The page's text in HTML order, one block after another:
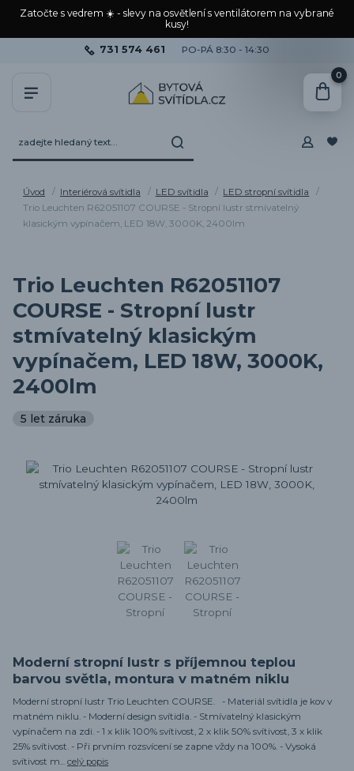
Zatočte s vedrem ☀️ - slevy na osvětlení s ventilátorem na vybrané
kusy!
731 574 461 PO-PÁ 8:30 - 14:30
0
Úvod Interiérová svítidla LED svítidla
LED stropní svítidla
Trio Leuchten R62051107 COURSE - Stropní lustr stmívatelný
klasickým vypínačem, LED 18W, 3000K, 2400lm
Trio Leuchten R62051107
COURSE - Stropní lustr
stmívatelný klasickým
vypínačem, LED 18W, 3000K,
2400lm
5 let záruka
Moderní stropní lustr s příjemnou teplou
barvou světla, montura v matném niklu
Moderní stropní lustr Trio Leuchten COURSE. - Materiál svítidla je kov v
matném niklu. - Moderní design svítidla. - Stmívatelný klasickým
vypínačem na zdi. - 1 x klik 100% svítivost, 2 x klik 50% svítivost, 3 x klik
25% svítivost. - Při prvním rozsvícení se zapne vždy na 100%. - Vysoká
svítivost m... celý popis